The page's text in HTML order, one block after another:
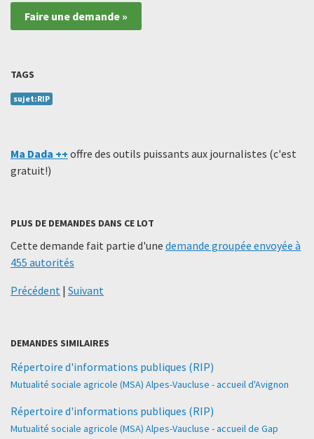
Faire une demande »
TAGS
sujet:RIP
Ma Dada ++ offre des outils puissants aux journalistes (c'est
gratuit!)
PLUS DE DEMANDES DANS CE LOT
Cette demande fait partie d'une demande groupée envoyée à
455 autorités
Précédent | Suivant
DEMANDES SIMILAIRES
Répertoire d'informations publiques (RIP)
Mutualité sociale agricole (MSA) Alpes-Vaucluse - accueil d'Avignon
Répertoire d'informations publiques (RIP)
Mutualité sociale agricole (MSA) Alpes-Vaucluse - accueil de Gap